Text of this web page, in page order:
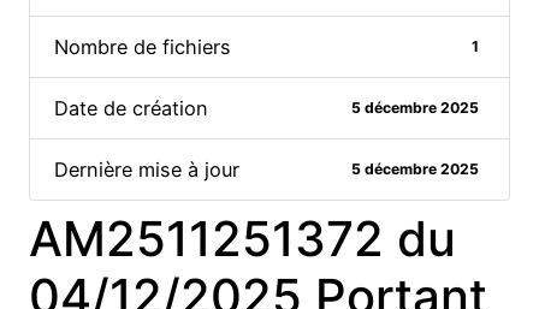
Nombre de fichiers 1
Date de création 5 décembre 2025
Dernière mise à jour 5 décembre 2025
AM2511251372 du
04/12/2025 Portant